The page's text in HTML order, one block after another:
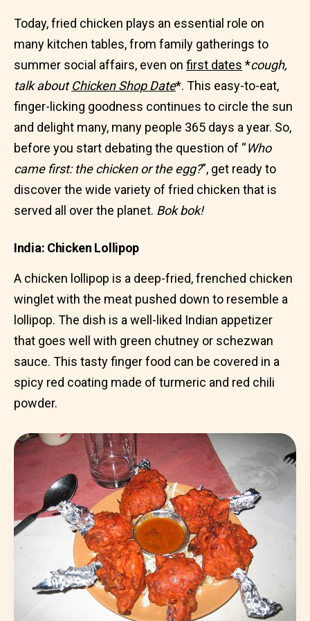
Today, fried chicken plays an essential role on
many kitchen tables, from family gatherings to
summer social affairs, even on first dates *cough,
talk aboutChicken Shop Date*. This easy-to-eat,
finger-licking goodness continues to circle the sun
and delight many, many people 365 days a year. So,
before you start debating the question of “Who
came first: the chicken or the egg?”, get ready to
discover the wide variety of fried chicken that is
served all over the planet. Bok bok!
India: Chicken Lollipop
A chicken lollipop is a deep-fried, frenched chicken
winglet with the meat pushed down to resemble a
lollipop. The dish is a well-liked Indian appetizer
that goes well with green chutney or schezwan
sauce. This tasty finger food can be covered in a
spicy red coating made of turmeric and red chili
powder.